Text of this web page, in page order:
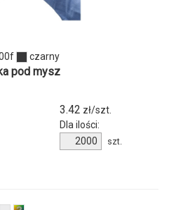
12349000f
czarny
pod mysz
3.42 zł/szt.
Dla ilości:
Ilość
produktu
szt.